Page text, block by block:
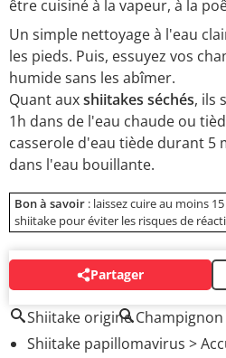
être cuisiné à la vapeur, à la
Un simple nettoyage à l'eau
les pieds. Puis, essuyez vos
humide sans les abîmer.
Quant auxshiitakes séchés, ils
1h dans de l'eau chaude ou
casserole d'eau tiède durant 5
dans l'eau bouillante.
Bon à savoir : laissez cuire au moins
shiitake pour éviter les risques de
Partager
AUTOUR DU MÊME SUJET
Shiitake origine
Shiitake papillomavirus >